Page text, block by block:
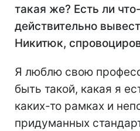
такая же? Есть ли
действительно
Никитюк,
Я люблю свою
быть такой, какая я
каких-то рамках и
придуманных